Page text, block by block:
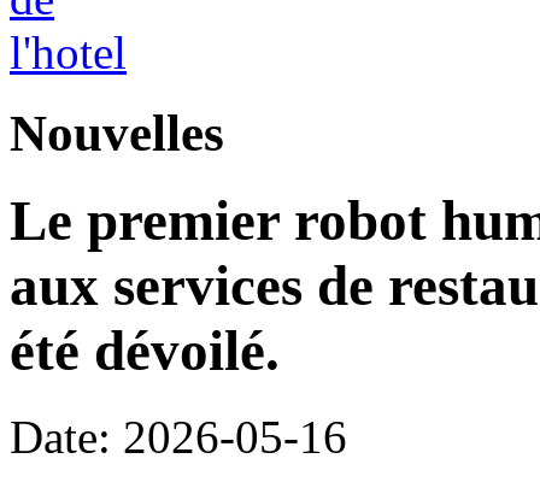
Nouvelles
Le premier robot
aux services de
été dévoilé.
Date: 2026-05-16